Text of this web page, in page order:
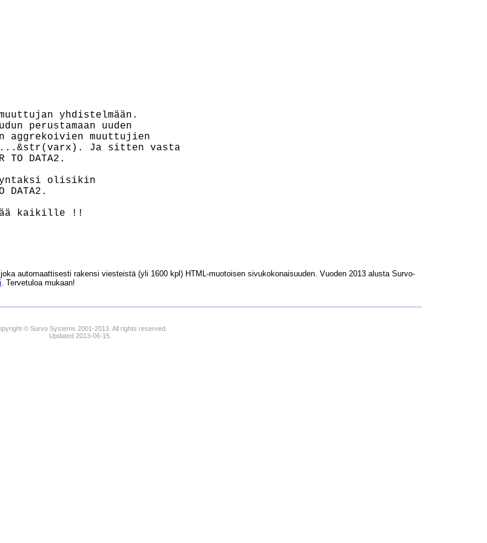
yhdistelmään.
perustamaan uuden
aggrekoivien muuttujien
Ja sitten vasta
TO DATA2.
olisikin
DATA2.
automaattisesti rakensi viesteistä (yli 1600 kpl) HTML-muotoisen sivukokonaisuuden. Vuoden 2013 alusta Survo-
. Tervetuloa mukaan!
© Survo Systems 2001-2013. All rights reserved.
Updated 2013-06-15.